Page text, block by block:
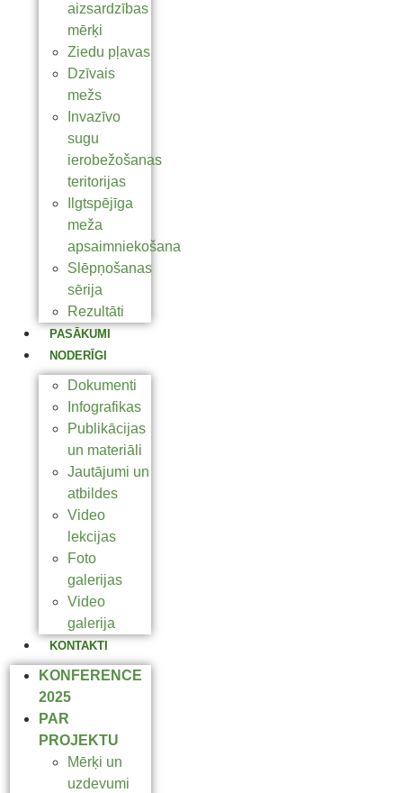
aizsardzības
mērķi
Ziedu pļavas
Dzīvais
mežs
Invazīvo
sugu
ierobežošanas
teritorijas
Ilgtspējīga
meža
apsaimniekošana
Slēpņošanas
sērija
Rezultāti
PASĀKUMI
NODERĪGI
Dokumenti
Infografikas
Publikācijas
un materiāli
Jautājumi un
atbildes
Video
lekcijas
Foto
galerijas
Video
galerija
KONTAKTI
KONFERENCE
2025
PAR
PROJEKTU
Mērķi un
uzdevumi